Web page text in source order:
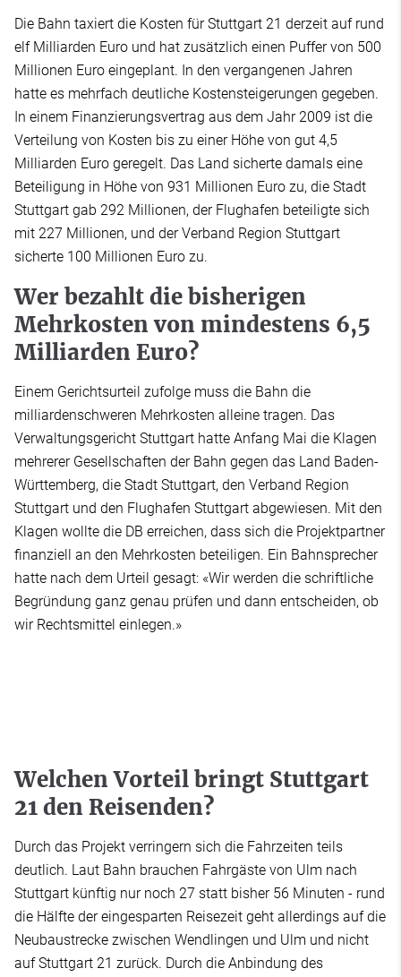
Die Bahn taxiert die Kosten für Stuttgart 21 derzeit auf rund
elf Milliarden Euro und hat zusätzlich einen Puffer von 500
Millionen Euro eingeplant. In den vergangenen Jahren
hatte es mehrfach deutliche Kostensteigerungen gegeben.
In einem Finanzierungsvertrag aus dem Jahr 2009 ist die
Verteilung von Kosten bis zu einer Höhe von gut 4,5
Milliarden Euro geregelt. Das Land sicherte damals eine
Beteiligung in Höhe von 931 Millionen Euro zu, die Stadt
Stuttgart gab 292 Millionen, der Flughafen beteiligte sich
mit 227 Millionen, und der Verband Region Stuttgart
sicherte 100 Millionen Euro zu.
Wer bezahlt die bisherigen
Mehrkosten von mindestens 6,5
Milliarden Euro?
Einem Gerichtsurteil zufolge muss die Bahn die
milliardenschweren Mehrkosten alleine tragen. Das
Verwaltungsgericht Stuttgart hatte Anfang Mai die Klagen
mehrerer Gesellschaften der Bahn gegen das Land Baden-
Württemberg, die Stadt Stuttgart, den Verband Region
Stuttgart und den Flughafen Stuttgart abgewiesen. Mit den
Klagen wollte die DB erreichen, dass sich die Projektpartner
finanziell an den Mehrkosten beteiligen. Ein Bahnsprecher
hatte nach dem Urteil gesagt: «Wir werden die schriftliche
Begründung ganz genau prüfen und dann entscheiden, ob
wir Rechtsmittel einlegen.»
Welchen Vorteil bringt Stuttgart
21 den Reisenden?
Durch das Projekt verringern sich die Fahrzeiten teils
deutlich. Laut Bahn brauchen Fahrgäste von Ulm nach
Stuttgart künftig nur noch 27 statt bisher 56 Minuten - rund
die Hälfte der eingesparten Reisezeit geht allerdings auf die
Neubaustrecke zwischen Wendlingen und Ulm und nicht
auf Stuttgart 21 zurück. Durch die Anbindung des